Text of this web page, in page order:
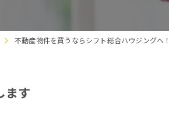
不動産物件を買うならシフト総合ハウジングへ
ます